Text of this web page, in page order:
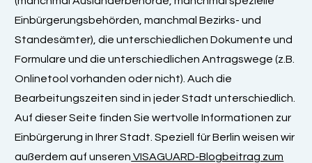
Einbürgerungsbehörden, manchmal Bezirks- und
Standesämter), die unterschiedlichen Dokumente und
Formulare und die unterschiedlichen Antragswege (z.B.
Onlinetool vorhanden oder nicht). Auch die
Bearbeitungszeiten sind in jeder Stadt unterschiedlich.
Auf dieser Seite finden Sie wertvolle Informationen zur
Einbürgerung in Ihrer Stadt. Speziell für Berlin weisen wir
außerdem auf unseren VISAGUARD-Blogbeitrag zum